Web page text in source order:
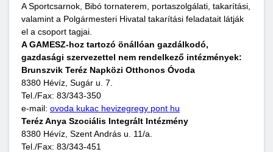
A Sportcsarnok, Bibó tornaterem, portaszolgálati, takarítási,
valamint a Polgármesteri Hivatal takarítási feladatait látják
el a csoport tagjai.
A GAMESZ-hoz tartozó önállóan gazdálkodó,
gazdasági szervezettel nem rendelkező intézmények:
Brunszvik Teréz Napközi Otthonos Óvoda
8380 Hévíz, Sugár u. 7.
Tel./Fax: 83/343-350
e-mail: ovoda kukac hevizegregy pont hu
Teréz Anya Szociális Integrált Intézmény
8380 Hévíz, Szent András u. 11/a.
Tel./Fax: 83/343-451